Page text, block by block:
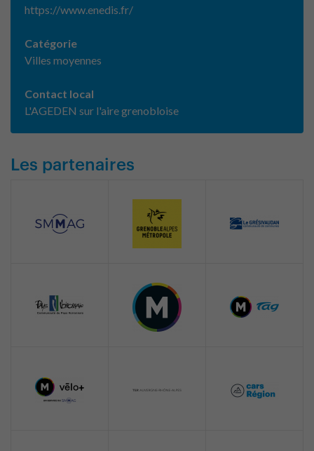
https://www.enedis.fr/
Catégorie
Villes moyennes
Contact local
L'AGEDEN sur l'aire grenobloise
Les partenaires